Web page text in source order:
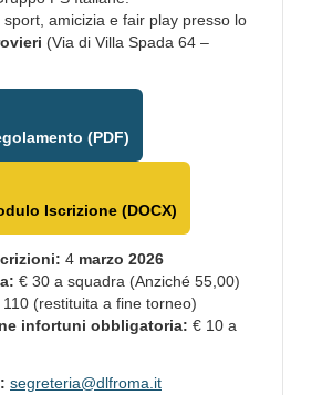
sport, amicizia e fair play presso lo
(Via di Villa Spada 64 –
(PDF)
Iscrizione (DOCX)
4 marzo 2026
€ 30 a squadra (Anziché 55,00)
110 (restituita a fine torneo)
infortuni obbligatoria: € 10 a
segreteria@dlfroma.it